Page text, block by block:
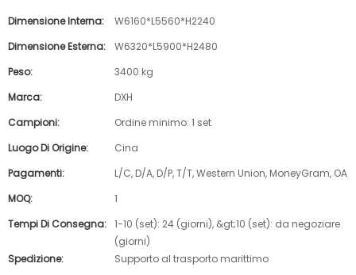
Dimensione Interna:
W6160*L5560*H2240
Dimensione Esterna:
W6320*L5900*H2480
Peso:
3400 kg
Marca:
DXH
Campioni:
Ordine minimo: 1 set
Luogo Di Origine:
Cina
Pagamenti:
L/C, D/A, D/P, T/T, Western Union, MoneyGram, OA
MOQ:
1
Tempi Di Consegna: 1-10 (set): 24 (giorni), &gt;10 (set): da negoziare
(giorni)
Spedizione:
Supporto al trasporto marittimo